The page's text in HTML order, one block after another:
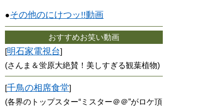
●その他のにけつッ!!動画
おすすめお笑い動画
[明石家電視台]
(さんま＆蛍原大絶賛！美しすぎる観葉植物)
[千鳥の相席食堂]
(各界のトップスター“ミスター＠＠”がロケ頂